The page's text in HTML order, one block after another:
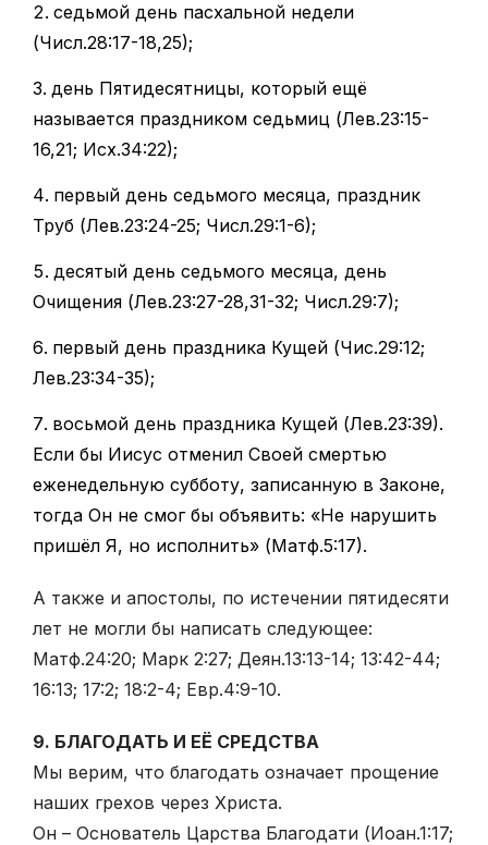
седьмой день пасхальной недели
(Числ.28:17-18,25);
день Пятидесятницы, который ещё
называется праздником седьмиц (Лев.23:15-
16,21; Исх.34:22);
первый день седьмого месяца, праздник
Труб (Лев.23:24-25; Числ.29:1-6);
десятый день седьмого месяца, день
Очищения (Лев.23:27-28,31-32; Числ.29:7);
первый день праздника Кущей (Чис.29:12;
Лев.23:34-35);
восьмой день праздника Кущей (Лев.23:39).
Если бы Иисус отменил Своей смертью
еженедельную субботу, записанную в Законе,
тогда Он не смог бы объявить: «Не нарушить
пришёл Я, но исполнить» (Матф.5:17).
А также и апостолы, по истечении пятидесяти
лет не могли бы написать следующее:
Матф.24:20; Марк 2:27; Деян.13:13-14; 13:42-44;
16:13; 17:2; 18:2-4; Евр.4:9-10.
9. БЛАГОДАТЬ И ЕЁ СРЕДСТВА
Мы верим, что благодать означает прощение
наших грехов через Христа.
Он – Основатель Царства Благодати (Иоан.1:17;